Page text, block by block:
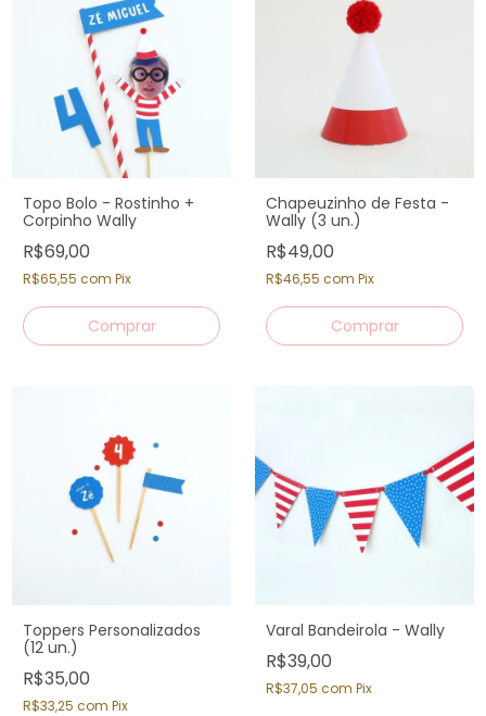
Topo Bolo - Rostinho +
Corpinho Wally
R$69,00
R$65,55 com Pix
Chapeuzinho de Festa -
Wally (3 un.)
R$49,00
R$46,55 com Pix
Toppers Personalizados
(12 un.)
R$35,00
R$33,25 com Pix
Varal Bandeirola - Wally
R$39,00
R$37,05 com Pix